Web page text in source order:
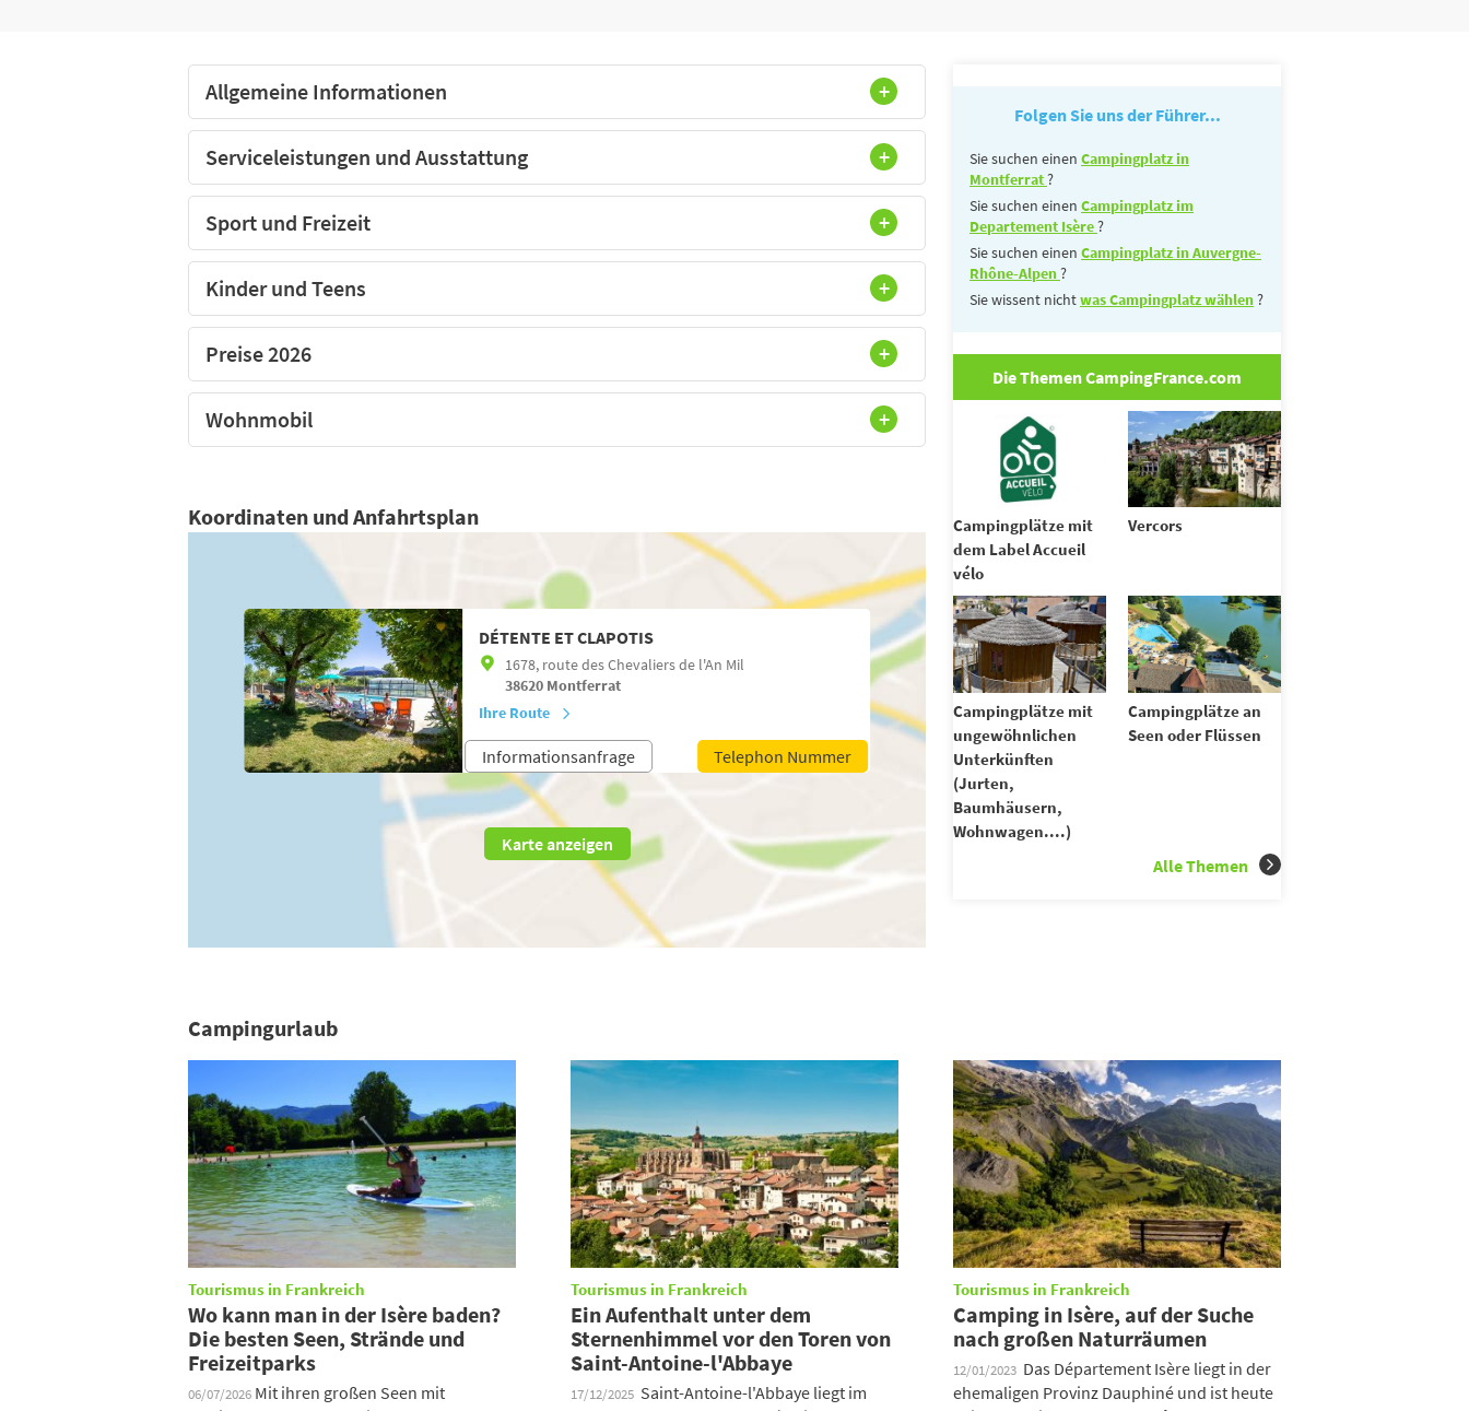
Allgemeine Informationen
Serviceleistungen und Ausstattung
Sport und Freizeit
Kinder und Teens
Preise 2026
Wohnmobil
Koordinaten und Anfahrtsplan
DÉTENTE ET CLAPOTIS
1678, route des Chevaliers de l'An Mil
38620 Montferrat
Ihre Route
Informationsanfrage Telephon Nummer
Karte anzeigen
Folgen Sie uns der Führer...
Sie suchen einen Campingplatz in
Montferrat?
Sie suchen einen Campingplatz im
Departement Isère?
Sie suchen einen Campingplatz in Auvergne-
Rhône-Alpen?
Sie wissent nichtwas Campingplatz wählen?
Die Themen CampingFrance.com
Campingplätze mit
dem Label Accueil
vélo
Vercors
Campingplätze mit
ungewöhnlichen
Unterkünften
(Jurten,
Baumhäusern,
Wohnwagen....)
Campingplätze an
Seen oder Flüssen
Alle Themen
Campingurlaub
Tourismus in Frankreich
Wo kann man in der Isère baden?
Die besten Seen, Strände und
Freizeitparks
06/07/2026 Mit ihren großen Seen mit
Tourismus in Frankreich
Ein Aufenthalt unter dem
Sternenhimmel vor den Toren von
Saint-Antoine-l'Abbaye
17/12/2025 Saint-Antoine-l'Abbaye liegt im
Tourismus in Frankreich
Camping in Isère, auf der Suche
nach großen Naturräumen
12/01/2023 Das Département Isère liegt in der
ehemaligen Provinz Dauphiné und ist heute